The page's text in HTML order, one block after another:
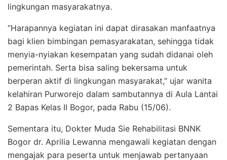
lingkungan masyarakatnya.
“Harapannya kegiatan ini dapat dirasakan manfaatnya
bagi klien bimbingan pemasyarakatan, sehingga tidak
menyia-nyiakan kesempatan yang sudah didanai oleh
pemerintah. Serta bisa saling bekersama untuk
berperan aktif di lingkungan masyarakat,” ujar wanita
kelahiran Purworejo dalam sambutannya di Aula Lantai
2 Bapas Kelas II Bogor, pada Rabu (15/06).
Sementara itu, Dokter Muda Sie Rehabilitasi BNNK
Bogor dr. Aprilia Lewanna mengawali kegiatan dengan
mengajak para peserta untuk menjawab pertanyaan